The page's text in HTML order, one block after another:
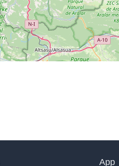
App